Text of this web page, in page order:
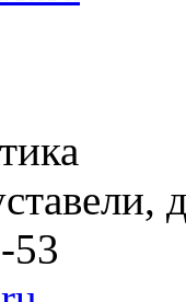
53